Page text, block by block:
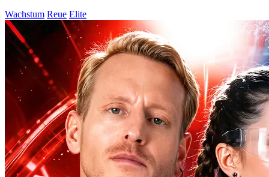
Wachstum Reue Elite